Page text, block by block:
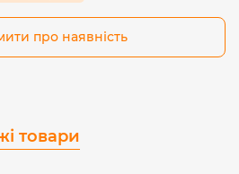
про наявність
товари